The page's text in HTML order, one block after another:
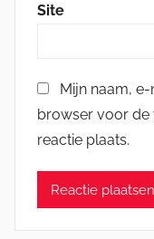
Site
Mijn naam,
browser voor de
reactie plaats.